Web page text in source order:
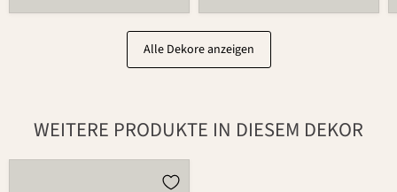
Alle Dekore anzeigen
WEITERE PRODUKTE IN DIESEM DEKOR